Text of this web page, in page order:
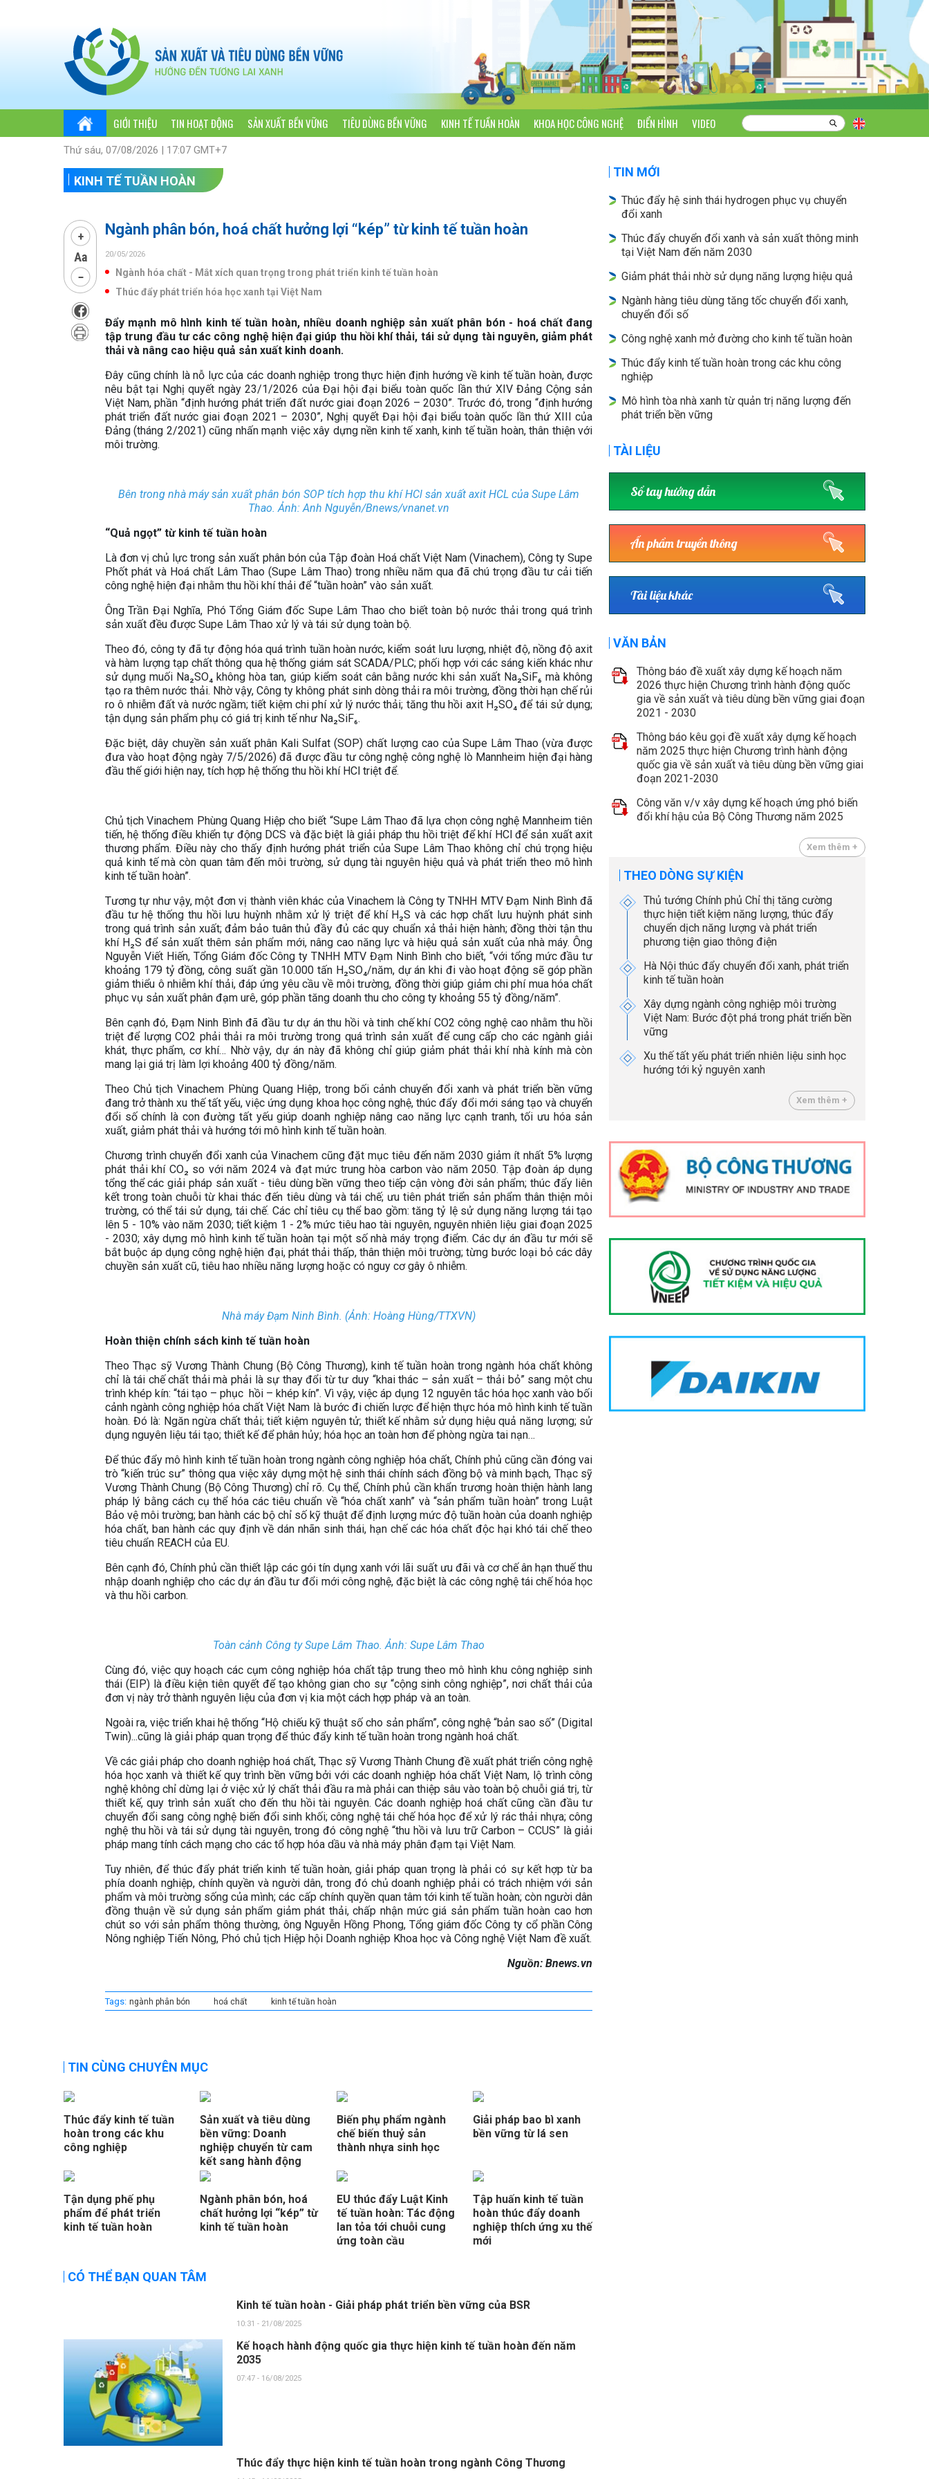
GIỚI THIỆU TIN HOẠT ĐỘNG SẢN XUẤT BỀN VỮNG TIÊU DÙNG BỀN VỮNG KINH TẾ TUẦN HOÀN KHOA HỌC CÔNG NGHỆ ĐIỂN HÌNH VIDEO
Thứ sáu, 07/08/2026 | 17:07 GMT+7
KINH TẾ TUẦN HOÀN
Ngành phân bón, hoá chất hưởng lợi “kép” từ kinh tế tuần hoàn
20/05/2026
Ngành hóa chất - Mắt xích quan trọng trong phát triển kinh tế tuần hoàn
Thúc đẩy phát triển hóa học xanh tại Việt Nam
Đẩy mạnh mô hình kinh tế tuần hoàn, nhiều doanh nghiệp sản xuất phân bón - hoá chất đang
tập trung đầu tư các công nghệ hiện đại giúp thu hồi khí thải, tái sử dụng tài nguyên, giảm phát
thải và nâng cao hiệu quả sản xuất kinh doanh.
Đây cũng chính là nỗ lực của các doanh nghiệp trong thực hiện định hướng về kinh tế tuần hoàn, được
nêu bật tại Nghị quyết ngày 23/1/2026 của Đại hội đại biểu toàn quốc lần thứ XIV Đảng Cộng sản
Việt Nam, phần “định hướng phát triển đất nước giai đoạn 2026 – 2030”. Trước đó, trong “định hướng
phát triển đất nước giai đoạn 2021 – 2030”, Nghị quyết Đại hội đại biểu toàn quốc lần thứ XIII của
Đảng (tháng 2/2021) cũng nhấn mạnh việc xây dựng nền kinh tế xanh, kinh tế tuần hoàn, thân thiện với
môi trường.
Bên trong nhà máy sản xuất phân bón SOP tích hợp thu khí HCl sản xuất axit HCL của Supe Lâm
Thao. Ảnh: Anh Nguyễn/Bnews/vnanet.vn
“Quả ngọt” từ kinh tế tuần hoàn
Là đơn vị chủ lực trong sản xuất phân bón của Tập đoàn Hoá chất Việt Nam (Vinachem), Công ty Supe
Phốt phát và Hoá chất Lâm Thao (Supe Lâm Thao) trong nhiều năm qua đã chú trọng đầu tư cải tiến
công nghệ hiện đại nhằm thu hồi khí thải để “tuần hoàn” vào sản xuất.
Ông Trần Đại Nghĩa, Phó Tổng Giám đốc Supe Lâm Thao cho biết toàn bộ nước thải trong quá trình
sản xuất đều được Supe Lâm Thao xử lý và tái sử dụng toàn bộ.
Theo đó, công ty đã tự động hóa quá trình tuần hoàn nước, kiểm soát lưu lượng, nhiệt độ, nồng độ axit
và hàm lượng tạp chất thông qua hệ thống giám sát SCADA/PLC; phối hợp với các sáng kiến khác như
sử dụng muối Na₂SO₄ không hòa tan, giúp kiểm soát cân bằng nước khi sản xuất Na₂SiF₆ mà không
tạo ra thêm nước thải. Nhờ vậy, Công ty không phát sinh dòng thải ra môi trường, đồng thời hạn chế rủi
ro ô nhiễm đất và nước ngầm; tiết kiệm chi phí xử lý nước thải; tăng thu hồi axit H₂SO₄ để tái sử dụng;
tận dụng sản phẩm phụ có giá trị kinh tế như Na₂SiF₆.
Đặc biệt, dây chuyền sản xuất phân Kali Sulfat (SOP) chất lượng cao của Supe Lâm Thao (vừa được
đưa vào hoạt động ngày 7/5/2026) đã được đầu tư công nghệ công nghệ lò Mannheim hiện đại hàng
đầu thế giới hiện nay, tích hợp hệ thống thu hồi khí HCl triệt để.
Chủ tịch Vinachem Phùng Quang Hiệp cho biết “Supe Lâm Thao đã lựa chọn công nghệ Mannheim tiên
tiến, hệ thống điều khiển tự động DCS và đặc biệt là giải pháp thu hồi triệt để khí HCl để sản xuất axit
thương phẩm. Điều này cho thấy định hướng phát triển của Supe Lâm Thao không chỉ chú trọng hiệu
quả kinh tế mà còn quan tâm đến môi trường, sử dụng tài nguyên hiệu quả và phát triển theo mô hình
kinh tế tuần hoàn”.
Tương tự như vậy, một đơn vị thành viên khác của Vinachem là Công ty TNHH MTV Đạm Ninh Bình đã
đầu tư hệ thống thu hồi lưu huỳnh nhằm xử lý triệt để khí H₂S và các hợp chất lưu huỳnh phát sinh
trong quá trình sản xuất; đảm bảo tuân thủ đầy đủ các quy chuẩn xả thải hiện hành; đồng thời tận thu
khí H₂S để sản xuất thêm sản phẩm mới, nâng cao năng lực và hiệu quả sản xuất của nhà máy. Ông
Nguyễn Viết Hiến, Tổng Giám đốc Công ty TNHH MTV Đạm Ninh Bình cho biết, “với tổng mức đầu tư
khoảng 179 tỷ đồng, công suất gần 10.000 tấn H₂SO₄/năm, dự án khi đi vào hoạt động sẽ góp phần
giảm thiểu ô nhiễm khí thải, đáp ứng yêu cầu về môi trường, đồng thời giúp giảm chi phí mua hóa chất
phục vụ sản xuất phân đạm urê, góp phần tăng doanh thu cho công ty khoảng 55 tỷ đồng/năm”.
Bên cạnh đó, Đạm Ninh Bình đã đầu tư dự án thu hồi và tinh chế khí CO2 công nghệ cao nhằm thu hồi
triệt để lượng CO2 phải thải ra môi trường trong quá trình sản xuất để cung cấp cho các ngành giải
khát, thực phẩm, cơ khí… Nhờ vậy, dự án này đã không chỉ giúp giảm phát thải khí nhà kính mà còn
mang lại giá trị làm lợi khoảng 400 tỷ đồng/năm.
Theo Chủ tịch Vinachem Phùng Quang Hiệp, trong bối cảnh chuyển đổi xanh và phát triển bền vững
đang trở thành xu thế tất yếu, việc ứng dụng khoa học công nghệ, thúc đẩy đổi mới sáng tạo và chuyển
đổi số chính là con đường tất yếu giúp doanh nghiệp nâng cao năng lực cạnh tranh, tối ưu hóa sản
xuất, giảm phát thải và hướng tới mô hình kinh tế tuần hoàn.
Chương trình chuyển đổi xanh của Vinachem cũng đặt mục tiêu đến năm 2030 giảm ít nhất 5% lượng
phát thải khí CO₂ so với năm 2024 và đạt mức trung hòa carbon vào năm 2050. Tập đoàn áp dụng
tổng thể các giải pháp sản xuất - tiêu dùng bền vững theo tiếp cận vòng đời sản phẩm; thúc đẩy liên
kết trong toàn chuỗi từ khai thác đến tiêu dùng và tái chế; ưu tiên phát triển sản phẩm thân thiện môi
trường, có thể tái sử dụng, tái chế. Các chỉ tiêu cụ thể bao gồm: tăng tỷ lệ sử dụng năng lượng tái tạo
lên 5 - 10% vào năm 2030; tiết kiệm 1 - 2% mức tiêu hao tài nguyên, nguyên nhiên liệu giai đoạn 2025
- 2030; xây dựng mô hình kinh tế tuần hoàn tại một số nhà máy trọng điểm. Các dự án đầu tư mới sẽ
bắt buộc áp dụng công nghệ hiện đại, phát thải thấp, thân thiện môi trường; từng bước loại bỏ các dây
chuyền sản xuất cũ, tiêu hao nhiều năng lượng hoặc có nguy cơ gây ô nhiễm.
Nhà máy Đạm Ninh Bình. (Ảnh: Hoàng Hùng/TTXVN)
Hoàn thiện chính sách kinh tế tuần hoàn
Theo Thạc sỹ Vương Thành Chung (Bộ Công Thương), kinh tế tuần hoàn trong ngành hóa chất không
chỉ là tái chế chất thải mà phải là sự thay đổi từ tư duy “khai thác – sản xuất – thải bỏ” sang một chu
trình khép kín: “tái tạo – phục hồi – khép kín”. Vì vậy, việc áp dụng 12 nguyên tắc hóa học xanh vào bối
cảnh ngành công nghiệp hóa chất Việt Nam là bước đi chiến lược để hiện thực hóa mô hình kinh tế tuần
hoàn. Đó là: Ngăn ngừa chất thải; tiết kiệm nguyên tử; thiết kế nhằm sử dụng hiệu quả năng lượng; sử
dụng nguyên liệu tái tạo; thiết kế để phân hủy; hóa học an toàn hơn để phòng ngừa tai nạn…
Để thúc đẩy mô hình kinh tế tuần hoàn trong ngành công nghiệp hóa chất, Chính phủ cũng cần đóng vai
trò “kiến trúc sư” thông qua việc xây dựng một hệ sinh thái chính sách đồng bộ và minh bạch, Thạc sỹ
Vương Thành Chung (Bộ Công Thương) chỉ rõ. Cụ thể, Chính phủ cần khẩn trương hoàn thiện hành lang
pháp lý bằng cách cụ thể hóa các tiêu chuẩn về “hóa chất xanh” và “sản phẩm tuần hoàn” trong Luật
Bảo vệ môi trường; ban hành các bộ chỉ số kỹ thuật để định lượng mức độ tuần hoàn của doanh nghiệp
hóa chất, ban hành các quy định về dán nhãn sinh thái, hạn chế các hóa chất độc hại khó tái chế theo
tiêu chuẩn REACH của EU.
Bên cạnh đó, Chính phủ cần thiết lập các gói tín dụng xanh với lãi suất ưu đãi và cơ chế ân hạn thuế thu
nhập doanh nghiệp cho các dự án đầu tư đổi mới công nghệ, đặc biệt là các công nghệ tái chế hóa học
và thu hồi carbon.
Toàn cảnh Công ty Supe Lâm Thao. Ảnh: Supe Lâm Thao
Cùng đó, việc quy hoạch các cụm công nghiệp hóa chất tập trung theo mô hình khu công nghiệp sinh
thái (EIP) là điều kiện tiên quyết để tạo không gian cho sự “cộng sinh công nghiệp”, nơi chất thải của
đơn vị này trở thành nguyên liệu của đơn vị kia một cách hợp pháp và an toàn.
Ngoài ra, việc triển khai hệ thống “Hộ chiếu kỹ thuật số cho sản phẩm”, công nghệ “bản sao số” (Digital
Twin)...cũng là giải pháp quan trọng để thúc đẩy kinh tế tuần hoàn trong ngành hoá chất.
Về các giải pháp cho doanh nghiệp hoá chất, Thạc sỹ Vương Thành Chung đề xuất phát triển công nghệ
hóa học xanh và thiết kế quy trình bền vững bởi với các doanh nghiệp hóa chất Việt Nam, lộ trình công
nghệ không chỉ dừng lại ở việc xử lý chất thải đầu ra mà phải can thiệp sâu vào toàn bộ chuỗi giá trị, từ
thiết kế, quy trình sản xuất cho đến thu hồi tài nguyên. Các doanh nghiệp hoá chất cũng cần đầu tư
chuyển đổi sang công nghệ biến đổi sinh khối; công nghệ tái chế hóa học để xử lý rác thải nhựa; công
nghệ thu hồi và tái sử dụng tài nguyên, trong đó công nghệ “thu hồi và lưu trữ Carbon – CCUS” là giải
pháp mang tính cách mạng cho các tổ hợp hóa dầu và nhà máy phân đạm tại Việt Nam.
Tuy nhiên, để thúc đẩy phát triển kinh tế tuần hoàn, giải pháp quan trọng là phải có sự kết hợp từ ba
phía doanh nghiệp, chính quyền và người dân, trong đó chủ doanh nghiệp phải có trách nhiệm với sản
phẩm và môi trường sống của mình; các cấp chính quyền quan tâm tới kinh tế tuần hoàn; còn người dân
đồng thuận về sử dụng sản phẩm giảm phát thải, chấp nhận mức giá sản phẩm tuần hoàn cao hơn
chút so với sản phẩm thông thường, ông Nguyễn Hồng Phong, Tổng giám đốc Công ty cổ phần Công
Nông nghiệp Tiến Nông, Phó chủ tịch Hiệp hội Doanh nghiệp Khoa học và Công nghệ Việt Nam đề xuất.
Nguồn: Bnews.vn
Tags: ngành phân bón hoá chất kinh tế tuần hoàn
TIN CÙNG CHUYÊN MỤC
Thúc đẩy kinh tế tuần
hoàn trong các khu
công nghiệp
Sản xuất và tiêu dùng
bền vững: Doanh
nghiệp chuyển từ cam
kết sang hành động
Biến phụ phẩm ngành
chế biến thuỷ sản
thành nhựa sinh học
Giải pháp bao bì xanh
bền vững từ lá sen
Tận dụng phế phụ
phẩm để phát triển
kinh tế tuần hoàn
Ngành phân bón, hoá
chất hưởng lợi “kép” từ
kinh tế tuần hoàn
EU thúc đẩy Luật Kinh
tế tuần hoàn: Tác động
lan tỏa tới chuỗi cung
ứng toàn cầu
Tập huấn kinh tế tuần
hoàn thúc đẩy doanh
nghiệp thích ứng xu thế
mới
CÓ THỂ BẠN QUAN TÂM
Kinh tế tuần hoàn - Giải pháp phát triển bền vững của BSR
10:31 - 21/08/2025
Kế hoạch hành động quốc gia thực hiện kinh tế tuần hoàn đến năm
2035
07:47 - 16/08/2025
Thúc đẩy thực hiện kinh tế tuần hoàn trong ngành Công Thương
TIN MỚI
Thúc đẩy hệ sinh thái hydrogen phục vụ chuyển
đổi xanh
Thúc đẩy chuyển đổi xanh và sản xuất thông minh
tại Việt Nam đến năm 2030
Giảm phát thải nhờ sử dụng năng lượng hiệu quả
Ngành hàng tiêu dùng tăng tốc chuyển đổi xanh,
chuyển đổi số
Công nghệ xanh mở đường cho kinh tế tuần hoàn
Thúc đẩy kinh tế tuần hoàn trong các khu công
nghiệp
Mô hình tòa nhà xanh từ quản trị năng lượng đến
phát triển bền vững
TÀI LIỆU
Sổ tay hướng dẫn
Ấn phẩm truyền thông
Tài liệu khác
VĂN BẢN
Thông báo đề xuất xây dựng kế hoạch năm
2026 thực hiện Chương trình hành động quốc
gia về sản xuất và tiêu dùng bền vững giai đoạn
2021 - 2030
Thông báo kêu gọi đề xuất xây dựng kế hoạch
năm 2025 thực hiện Chương trình hành động
quốc gia về sản xuất và tiêu dùng bền vững giai
đoạn 2021-2030
Công văn v/v xây dựng kế hoạch ứng phó biến
đổi khí hậu của Bộ Công Thương năm 2025
Xem thêm +
THEO DÒNG SỰ KIỆN
Thủ tướng Chính phủ Chỉ thị tăng cường
thực hiện tiết kiệm năng lượng, thúc đẩy
chuyển dịch năng lượng và phát triển
phương tiện giao thông điện
Hà Nội thúc đẩy chuyển đổi xanh, phát triển
kinh tế tuần hoàn
Xây dựng ngành công nghiệp môi trường
Việt Nam: Bước đột phá trong phát triển bền
vững
Xu thế tất yếu phát triển nhiên liệu sinh học
hướng tới kỷ nguyên xanh
Xem thêm +